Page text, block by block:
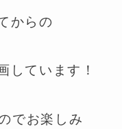
からの
しています！
でお楽しみ